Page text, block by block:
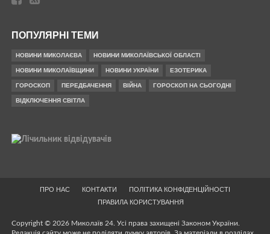
ПОПУЛЯРНІ ТЕМИ
НОВИНИ МИКОЛАЄВА НОВИНИ МИКОЛАЇВСЬКОЇ ОБЛАСТІ
НОВИНИ МИКОЛАЇВЩИНИ НОВИНИ УКРАЇНИ ЕЗОТЕРИКА
ГОРОСКОП ПЕРЕДБАЧЕННЯ ВІЙНА ГОРОСКОП НА СЬОГОДНІ
ВІДКЛЮЧЕННЯ СВІТЛА
ПРО НАС КОНТАКТИ
ПОЛІТИКА КОНФІДЕНЦІЙНОСТІ
ПРАВИЛА КОРИСТУВАННЯ
Copyright © 2026 Миколаїв 24. Усі права захищені Законом України.